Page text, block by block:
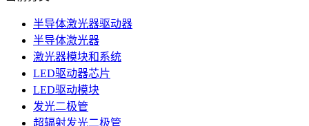
半导体激光器驱动器
半导体激光器
激光器模块和系统
LED驱动器芯片
LED驱动模块
发光二极管
超辐射发光二极管